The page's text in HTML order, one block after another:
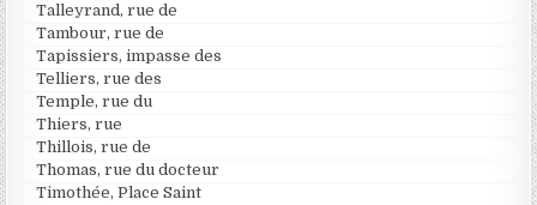
Talleyrand, rue de
Tambour, rue de
Tapissiers, impasse des
Telliers, rue des
Temple, rue du
Thiers, rue
Thillois, rue de
Thomas, rue du docteur
Timothée, Place Saint